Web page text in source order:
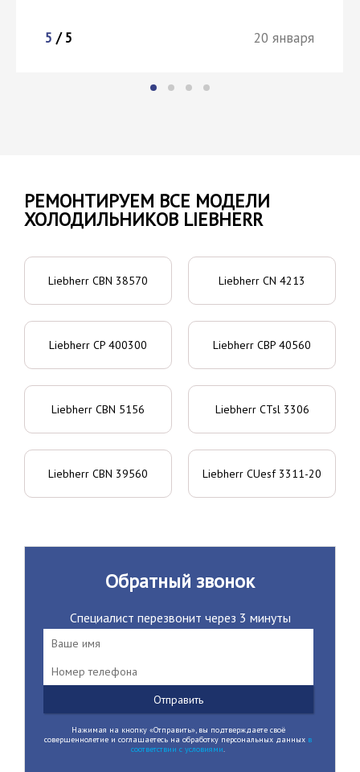
5 / 5 20 января
РЕМОНТИРУЕМ ВСЕ МОДЕЛИ
ХОЛОДИЛЬНИКОВ LIEBHERR
Liebherr CBN 38570 Liebherr CN 4213
Liebherr CP 400300 Liebherr CBP 40560
Liebherr CBN 5156 Liebherr CTsl 3306
Liebherr CBN 39560 Liebherr CUesf 3311-20
Обратный звонок
Специалист перезвонит через 3 минуты
Нажимая на кнопку «Отправить», вы подтверждаете своё
совершеннолетие и соглашаетесь на обработку персональных данных в
соответствии с условиями.